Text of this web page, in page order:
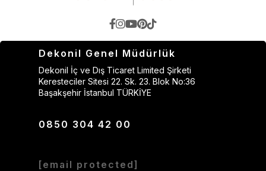
Dekonil Genel Müdürlük
Dekonil İç ve Dış Ticaret Limited Şirketi
Keresteciler Sitesi 22. Sk. 23. Blok No:36
Başakşehir İstanbul TÜRKİYE
0850 304 42 00
[email protected]